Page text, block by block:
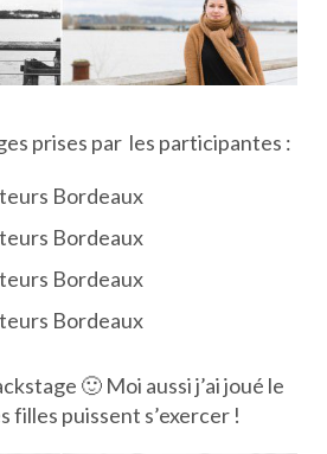
prises par les participantes :
🙂 Moi aussi j’ai joué le
filles puissent s’exercer !